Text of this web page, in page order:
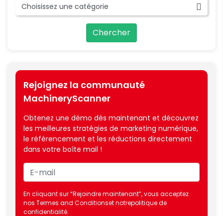
Rejoignez la communauté
MachineryScanner
Obtenez une démo dès maintenant et découvrez
les meilleures stratégies de marketing numérique,
le référencement et les réductions directement
dans votre boîte mail !
En cliquant sur “Rejoindre maintenant”, vous acceptez
nos Termes and Conditionset notrepolitique de
confidentialité.